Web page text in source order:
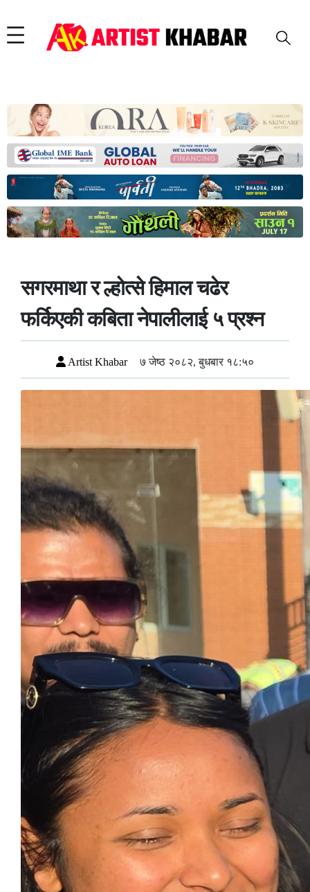
सगरमाथा र ल्होत्से हिमाल चढेर
फर्किएकी कबिता नेपालीलाई ५ प्रश्न
Artist Khabar ७ जेष्ठ २०८२, बुधबार १८:५०